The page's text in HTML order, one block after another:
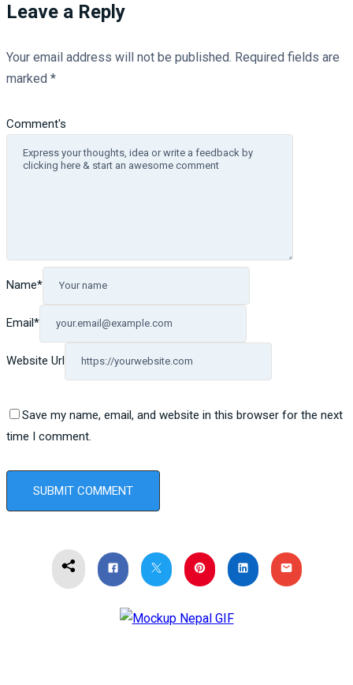
Leave a Reply
Your email address will not be published. Required fields are
marked *
Comment's
Name*
Email*
Website Url
Save my name, email, and website in this browser for the next
time I comment.